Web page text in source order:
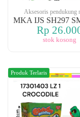
Aksesoris pendukung
Rp
stok kosong
Produk Terlaris